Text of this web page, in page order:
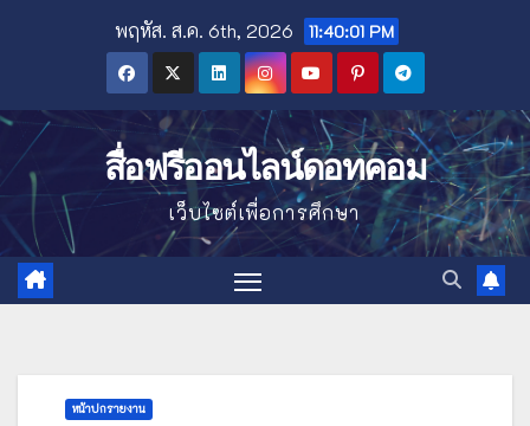
พฤหัส. ส.ค. 6th, 2026 11:40:02 PM
สื่อฟรีออนไลน์ดอทคอม
เว็บไซต์เพื่อการศึกษา
หน้าปกรายงาน